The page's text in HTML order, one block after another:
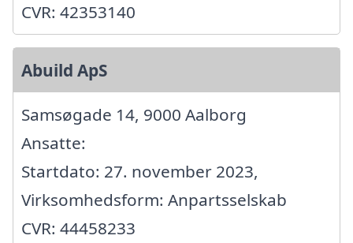
CVR: 42353140
Abuild ApS
Samsøgade 14, 9000 Aalborg
Ansatte:
Startdato: 27. november 2023,
Virksomhedsform: Anpartsselskab
CVR: 44458233